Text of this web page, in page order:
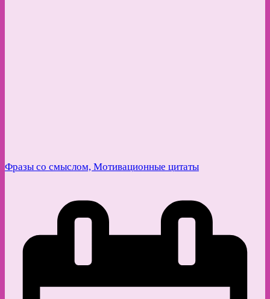
Фразы со смыслом, Мотивационные цитаты